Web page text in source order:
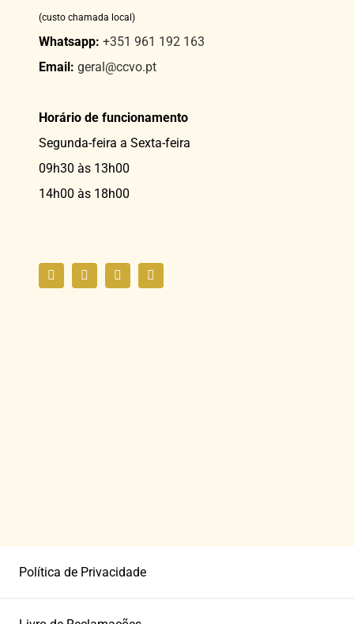
Política de Privacidade
(custo chamada local)
Whatsapp: +351 961 192 163
Email: geral@ccvo.pt
Horário de funcionamento
Segunda-feira a Sexta-feira
09h30 às 13h00
14h00 às 18h00